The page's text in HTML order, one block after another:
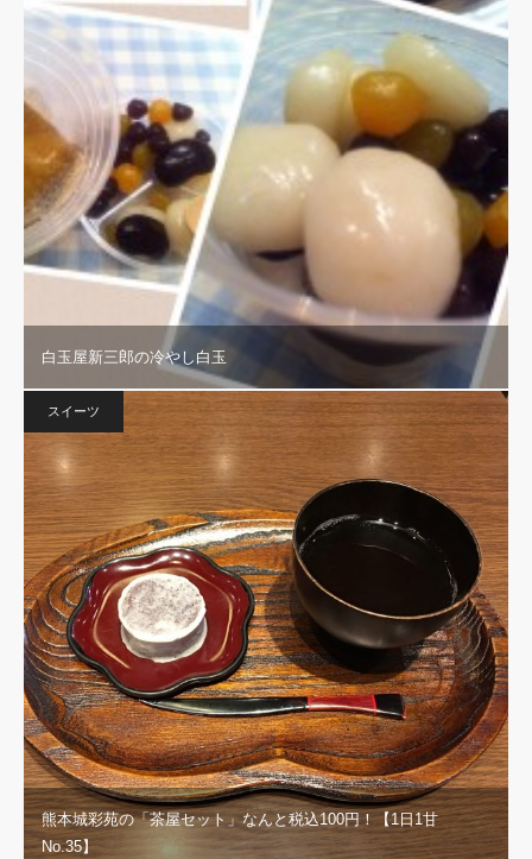
白玉屋新三郎の冷やし白玉
スイーツ
熊本城彩苑の「茶屋セット」なんと税込100円！【1日1甘
No.35】